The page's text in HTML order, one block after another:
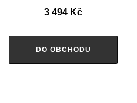
3 494 Kč
DO OBCHODU